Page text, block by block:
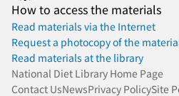
How to access the materials
Read materials via the Internet
Request a photocopy of the
Read materials at the library
National Diet Library Home Page
Contact UsNewsPrivacy PolicySite